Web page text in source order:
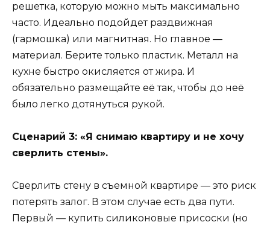
решетка, которую можно мыть максимально
часто. Идеально подойдет раздвижная
(гармошка) или магнитная. Но главное —
материал. Берите только пластик. Металл на
кухне быстро окисляется от жира. И
обязательно размещайте её так, чтобы до неё
было легко дотянуться рукой.
Сценарий 3: «Я снимаю квартиру и не хочу
сверлить стены».
Сверлить стену в съемной квартире — это риск
потерять залог. В этом случае есть два пути.
Первый — купить силиконовые присоски (но